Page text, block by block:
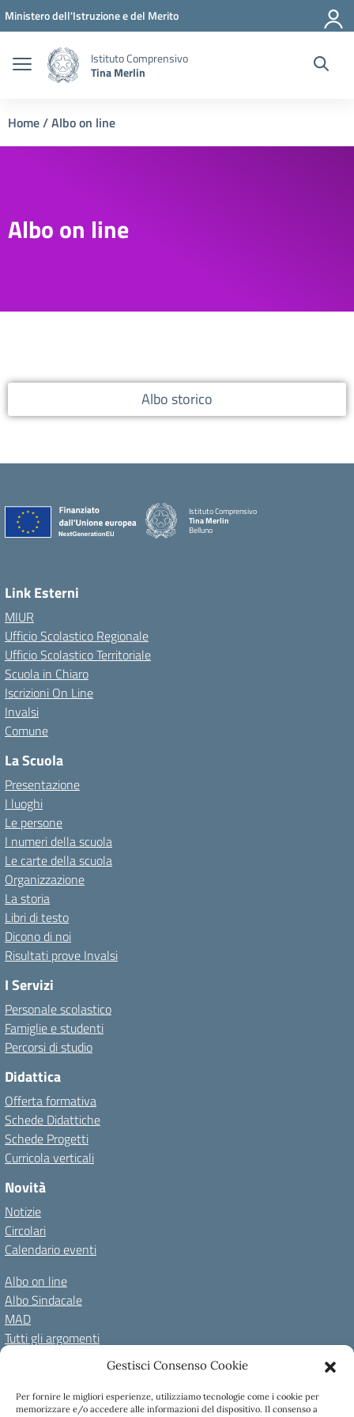
Gestisci Consenso Cookie
Per fornire le migliori esperienze, utilizziamo tecnologie come i cookie per
memorizzare e/o accedere alle informazioni del dispositivo. Il consenso a
Vai ai contenuti
Vai al menu di navigazione
Vai al footer
Ministero dell'Istruzione e del Merito
Istituto Comprensivo
Tina Merlin
Home/Albo on line
Albo on line
Albo storico
Istituto Comprensivo
Tina Merlin
Belluno
Link Esterni
MIUR
Ufficio Scolastico Regionale
Ufficio Scolastico Territoriale
Scuola in Chiaro
Iscrizioni On Line
Invalsi
Comune
La Scuola
Presentazione
I luoghi
Le persone
I numeri della scuola
Le carte della scuola
Organizzazione
La storia
Libri di testo
Dicono di noi
Risultati prove Invalsi
I Servizi
Personale scolastico
Famiglie e studenti
Percorsi di studio
Didattica
Offerta formativa
Schede Didattiche
Schede Progetti
Curricola verticali
Novità
Notizie
Circolari
Calendario eventi
Albo on line
Albo Sindacale
MAD
Tutti gli argomenti
Amm. Trasparente fino al 08/01/2024Albo on line